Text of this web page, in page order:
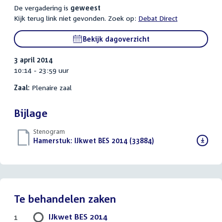
De vergadering is geweest
Kijk terug link niet gevonden. Zoek op: Debat Direct
Bekijk dagoverzicht
3 april 2014
10:14 - 23:59 uur
Zaal: Plenaire zaal
Bijlage
Stenogram
Download
Hamerstuk: IJkwet BES 2014 (33884)
Te behandelen zaken
IJkwet BES 2014
1